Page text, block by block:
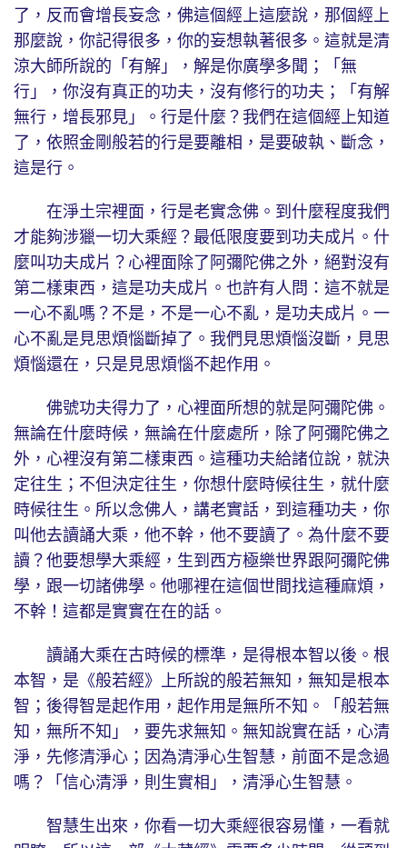
了，反而會增長妄念，佛這個經上這麼說，那個經上
那麼說，你記得很多，你的妄想執著很多。這就是清
涼大師所說的「有解」，解是你廣學多聞；「無
行」，你沒有真正的功夫，沒有修行的功夫；「有解
無行，增長邪見」。行是什麼？我們在這個經上知道
了，依照金剛般若的行是要離相，是要破執、斷念，
這是行。
在淨土宗裡面，行是老實念佛。到什麼程度我們
才能夠涉獵一切大乘經？最低限度要到功夫成片。什
麼叫功夫成片？心裡面除了阿彌陀佛之外，絕對沒有
第二樣東西，這是功夫成片。也許有人問：這不就是
一心不亂嗎？不是，不是一心不亂，是功夫成片。一
心不亂是見思煩惱斷掉了。我們見思煩惱沒斷，見思
煩惱還在，只是見思煩惱不起作用。
佛號功夫得力了，心裡面所想的就是阿彌陀佛。
無論在什麼時候，無論在什麼處所，除了阿彌陀佛之
外，心裡沒有第二樣東西。這種功夫給諸位說，就決
定往生；不但決定往生，你想什麼時候往生，就什麼
時候往生。所以念佛人，講老實話，到這種功夫，你
叫他去讀誦大乘，他不幹，他不要讀了。為什麼不要
讀？他要想學大乘經，生到西方極樂世界跟阿彌陀佛
學，跟一切諸佛學。他哪裡在這個世間找這種麻煩，
不幹！這都是實實在在的話。
讀誦大乘在古時候的標準，是得根本智以後。根
本智，是《般若經》上所說的般若無知，無知是根本
智；後得智是起作用，起作用是無所不知。「般若無
知，無所不知」，要先求無知。無知說實在話，心清
淨，先修清淨心；因為清淨心生智慧，前面不是念過
嗎？「信心清淨，則生實相」，清淨心生智慧。
智慧生出來，你看一切大乘經很容易懂，一看就